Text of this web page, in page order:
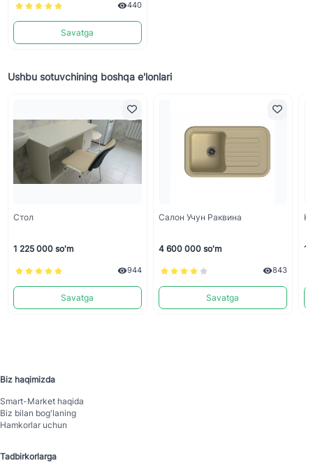
440
Savatga
Ushbu sotuvchining boshqa e'lonlari
Стол
1 225 000 so'm
944
Savatga
Салон Учун Раквина
4 600 000 so'm
843
Savatga
1
Biz haqimizda
Smart-Mаrket haqida
Biz bilan bog'laning
Hamkorlar uchun
Tadbirkorlarga